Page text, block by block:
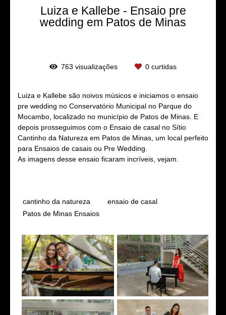
Luiza e Kallebe - Ensaio pre
wedding em Patos de Minas
763 visualizações 0 curtidas
Luiza e Kallebe são noivos músicos e iniciamos o ensaio
pre wedding no Conservatório Municipal no Parque do
Mocambo, localizado no município de Patos de Minas. E
depois prosseguimos com o Ensaio de casal no Sítio
Cantinho da Natureza em Patos de Minas, um local perfeito
para Ensaios de casais ou Pre Wedding.
As imagens desse ensaio ficaram incríveis, vejam.
cantinho da natureza
ensaio de casal
Patos de Minas Ensaios